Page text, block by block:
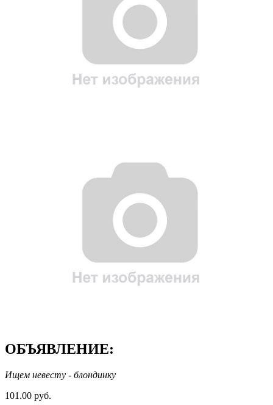
ОБЪЯВЛЕНИЕ:
Ищем невесту - блондинку
101.00 руб.